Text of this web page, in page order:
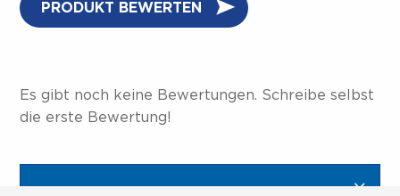
PRODUKT BEWERTEN
Es gibt noch keine Bewertungen. Schreibe selbst
die erste Bewertung!